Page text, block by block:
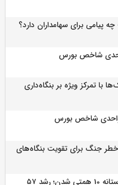
با تمرکز ویژه بر بنگاه‌داری
جنگ برای تقویت بنگاه‌های
بیمه پارسیان در آستانه 10 همتی شدن؛ رشد ۵۷